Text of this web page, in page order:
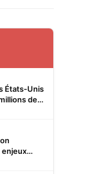
États-Unis
de
enjeux
d’un